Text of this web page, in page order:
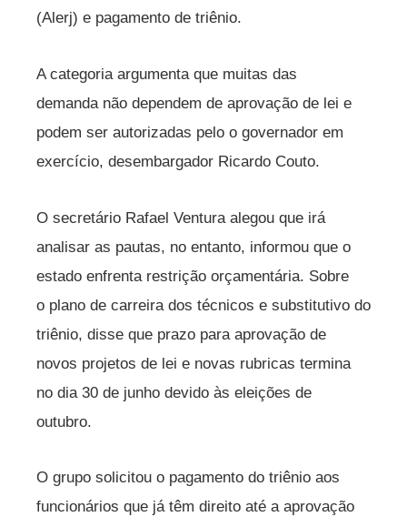
(Alerj) e pagamento de triênio.
A categoria argumenta que muitas das
demanda não dependem de aprovação de lei e
podem ser autorizadas pelo o governador em
exercício, desembargador Ricardo Couto.
O secretário Rafael Ventura alegou que irá
analisar as pautas, no entanto, informou que o
estado enfrenta restrição orçamentária. Sobre
o plano de carreira dos técnicos e substitutivo do
triênio, disse que prazo para aprovação de
novos projetos de lei e novas rubricas termina
no dia 30 de junho devido às eleições de
outubro.
O grupo solicitou o pagamento do triênio aos
funcionários que já têm direito até a aprovação